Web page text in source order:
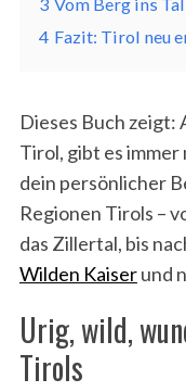
3 Vom Berg ins
4 Fazit: Tirol neu
Dieses Buch zeigt:
Tirol, gibt es immer
dein persönlicher
Regionen Tirols –
das Zillertal, bis
Wilden Kaiserund
Urig, wild,
Tirols